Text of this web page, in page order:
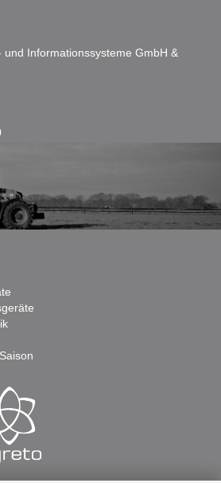
Informationssysteme GmbH &